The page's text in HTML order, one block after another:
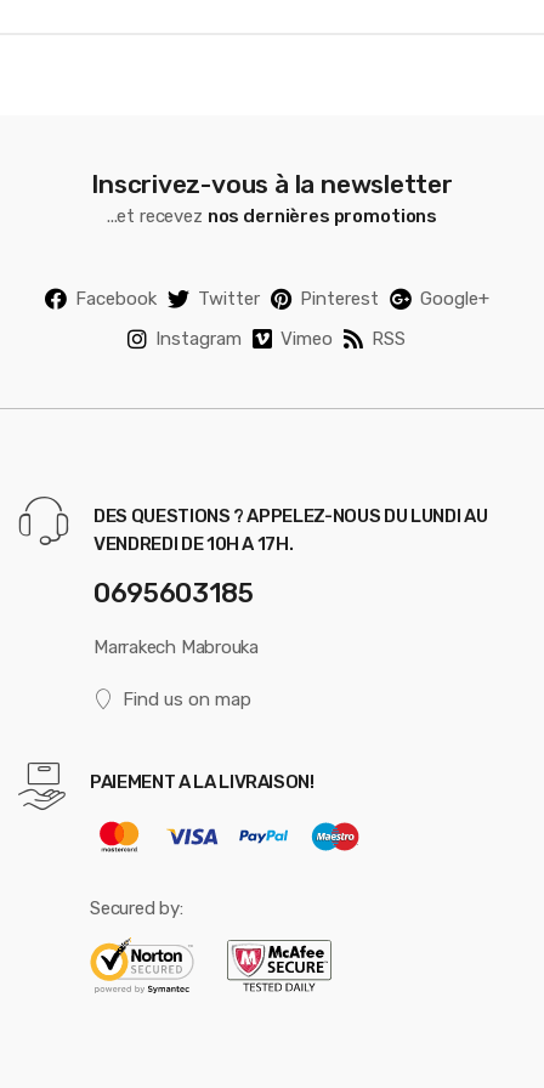
Inscrivez-vous à la newsletter
...et recevez nos dernières promotions
Facebook Twitter Pinterest
Google+
Instagram
Vimeo RSS
DES QUESTIONS ? APPELEZ-NOUS DU LUNDI AU
VENDREDI DE 10H A 17H.
0695603185
Marrakech Mabrouka
Find us on map
PAIEMENT A LA LIVRAISON!
Secured by: